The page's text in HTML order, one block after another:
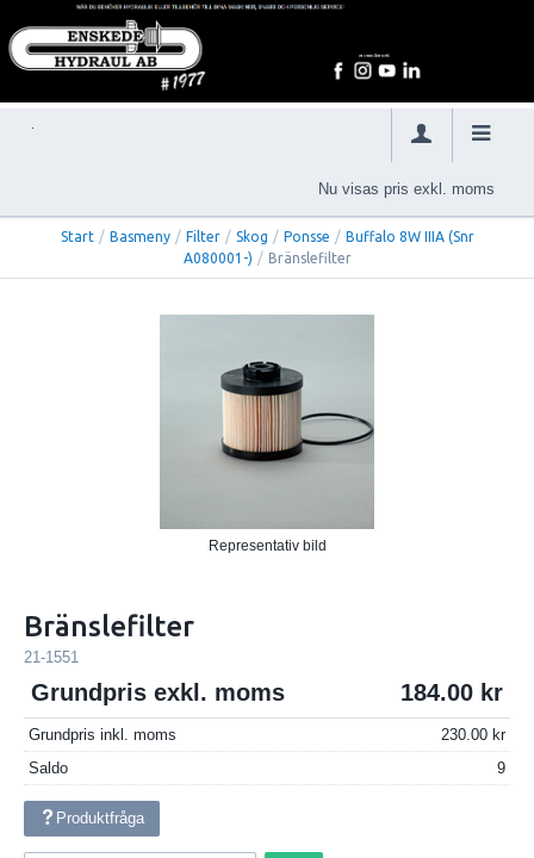
Nu visas pris exkl. moms
Start / Basmeny / Filter / Skog / Ponsse / Buffalo 8W IIIA (Snr
A080001-) / Bränslefilter
Representativ bild
Bränslefilter
21-1551
Grundpris exkl. moms 184.00
Grundpris inkl. moms
230.00
Saldo
9
Produktfråga